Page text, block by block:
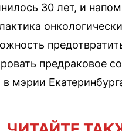
30 лет, и
предраковое
мэрии